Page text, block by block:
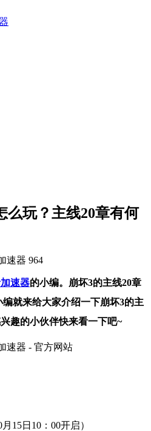
么玩？主线20章有何
速器 964
速器的小编。崩坏3的主线20章
就来给大家介绍一下崩坏3的主
趣的小伙伴快来看一下吧~
15日10：00开启）